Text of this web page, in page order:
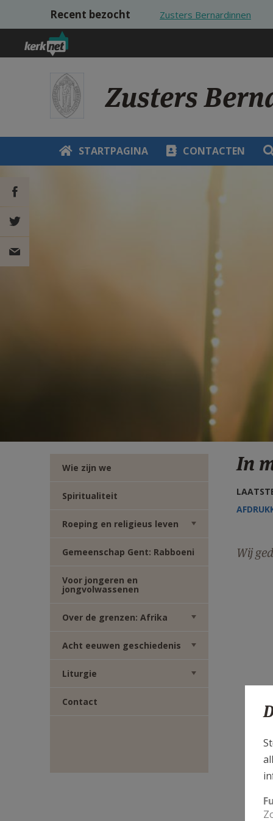
Overslaan en naar de inhoud gaan
Recent bezocht Zusters Bernardinnen
Zusters
STARTPAGINA CONTACTEN
DEEL OP
FACEBOOK
DEEL OP
Wie zijn we
Spiritualiteit
Roeping en religieus leven
Gemeenschap Gent: Rabboeni
Voor jongeren en
jongvolwassenen
Over de grenzen: Afrika
Acht eeuwen geschiedenis
Liturgie
Contact
In
Wij
sr